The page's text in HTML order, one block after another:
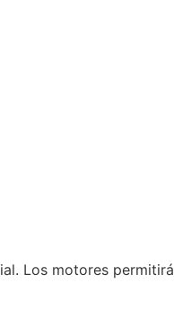
Los motores